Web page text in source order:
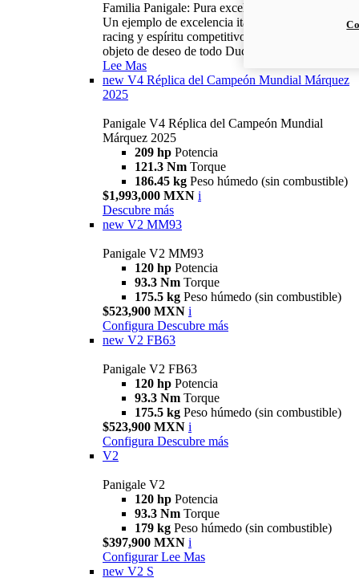
Familia Panigale: Pura excelencia italiana.
Un ejemplo de excelencia italiana, con ADN
racing y espíritu competitivo: la Panigale es el
objeto de deseo de todo Ducatista.
Lee Mas
new V4 Réplica del Campeón Mundial Márquez
2025
Panigale V4 Réplica del Campeón Mundial
Márquez 2025
209 hp Potencia
121.3 Nm Torque
186.45 kg Peso húmedo (sin combustible)
$1,993,000 MXN i
Descubre más
new V2 MM93
Panigale V2 MM93
120 hp Potencia
93.3 Nm Torque
175.5 kg Peso húmedo (sin combustible)
$523,900 MXN i
Configura Descubre más
new V2 FB63
Panigale V2 FB63
120 hp Potencia
93.3 Nm Torque
175.5 kg Peso húmedo (sin combustible)
$523,900 MXN i
Configura Descubre más
V2
Panigale V2
120 hp Potencia
93.3 Nm Torque
179 kg Peso húmedo (sin combustible)
$397,900 MXN i
Configurar Lee Mas
new V2 S